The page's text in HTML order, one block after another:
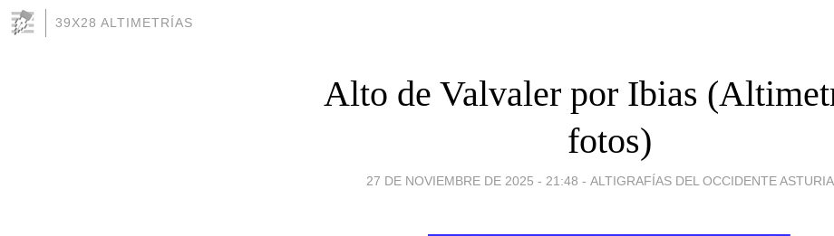
39X28 ALTIMETRÍAS
Alto de Valvaler por Ibias
fotos)
27 DE NOVIEMBRE DE 2025 - 21:48 - ALTIGRAFÍAS DEL OCCIDENTE